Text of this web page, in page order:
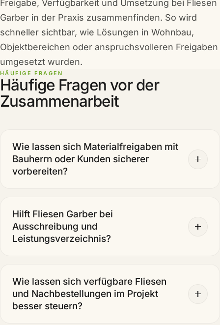
Freigabe, Verfügbarkeit und Umsetzung bei Fliesen
Garber in der Praxis zusammenfinden. So wird
schneller sichtbar, wie Lösungen in Wohnbau,
Objektbereichen oder anspruchsvolleren Freigaben
umgesetzt wurden.
HÄUFIGE FRAGEN
Häufige Fragen vor der
Zusammenarbeit
Wie lassen sich Materialfreigaben mit
Bauherrn oder Kunden sicherer
vorbereiten?
Hilft Fliesen Garber bei
Ausschreibung und
Leistungsverzeichnis?
Wie lassen sich verfügbare Fliesen
und Nachbestellungen im Projekt
besser steuern?